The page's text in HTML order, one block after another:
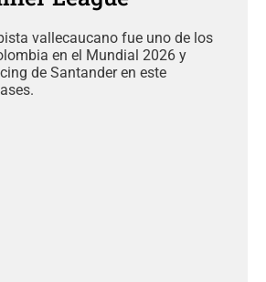
vallecaucano fue uno de los
en el Mundial 2026 y
de Santander en este